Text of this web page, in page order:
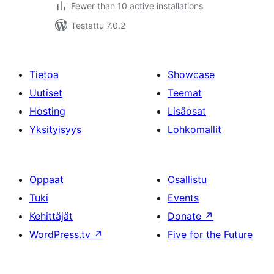
Fewer than 10 active installations
Testattu 7.0.2
Tietoa
Uutiset
Hosting
Yksityisyys
Showcase
Teemat
Lisäosat
Lohkomallit
Oppaat
Tuki
Kehittäjät
WordPress.tv ↗
Osallistu
Events
Donate ↗
Five for the Future